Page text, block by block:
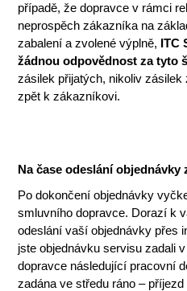
případě, že dopravce v rámci
neprospěch zákazníka na
zabalení a zvolené výplně, ITC
žádnou odpovědnost za tyto
zásilek přijatých, nikoliv
zpět k zákazníkovi.
Na čase odeslání objednávky
Po dokončení objednávky
smluvního dopravce. Dorazí k
odeslání vaší objednávky přes
jste objednávku servisu zadali
dopravce následující pracovní
zadána ve středu ráno –